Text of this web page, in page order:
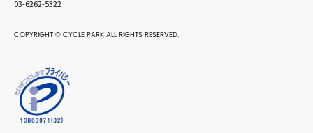
03-6262-5322
COPYRIGHT © CYCLE PARK ALL RIGHTS RESERVED.